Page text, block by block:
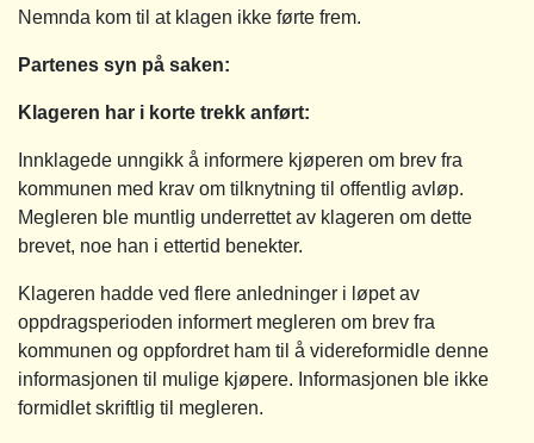
Nemnda kom til at klagen ikke førte frem.
Partenes syn på saken:
Klageren har i korte trekk anført:
Innklagede unngikk å informere kjøperen om brev fra
kommunen med krav om tilknytning til offentlig avløp.
Megleren ble muntlig underrettet av klageren om dette
brevet, noe han i ettertid benekter.
Klageren hadde ved flere anledninger i løpet av
oppdragsperioden informert megleren om brev fra
kommunen og oppfordret ham til å videreformidle denne
informasjonen til mulige kjøpere. Informasjonen ble ikke
formidlet skriftlig til megleren.